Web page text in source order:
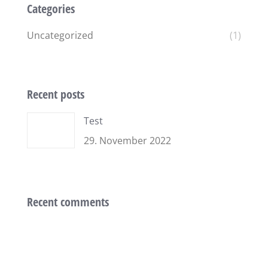
Categories
Uncategorized (1)
Recent posts
Test
29. November 2022
Recent comments